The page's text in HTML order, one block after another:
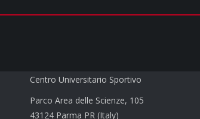
Centro Universitario Sportivo
Parco Area delle Scienze, 105
43124 Parma PR (Italy)